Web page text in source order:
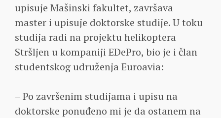
upisuje Mašinski fakultet, završava
master i upisuje doktorske studije. U toku
studija radi na projektu helikoptera
Stršljen u kompaniji EDePro, bio je i član
studentskog udruženja Euroavia:
– Po završenim studijama i upisu na
doktorske ponuđeno mi je da ostanem na